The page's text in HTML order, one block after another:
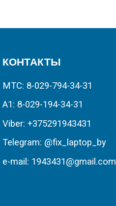
КОНТАКТЫ
МТС: 8-029-794-34-31
А1: 8-029-194-34-31
Viber: +375291943431
Telegram: @fix_laptop_by
e-mail: 1943431@gmail.com